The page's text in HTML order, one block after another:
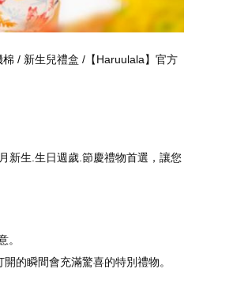
/ 新生兒禮盒 /【Haruulala】官方
新生.生日週歲.節慶禮物首選，讓您
。
的瞬間會充滿驚喜的特別禮物。